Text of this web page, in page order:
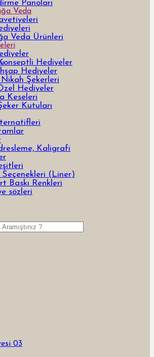
Panoları
Veda
Veda Ürünleri
Hediyeler
Hediyeler
Şekerleri
Hediyeler
Keseleri
Kutuları
Kaligrafi
(Liner)
Baskı Renkleri
sözleri
03